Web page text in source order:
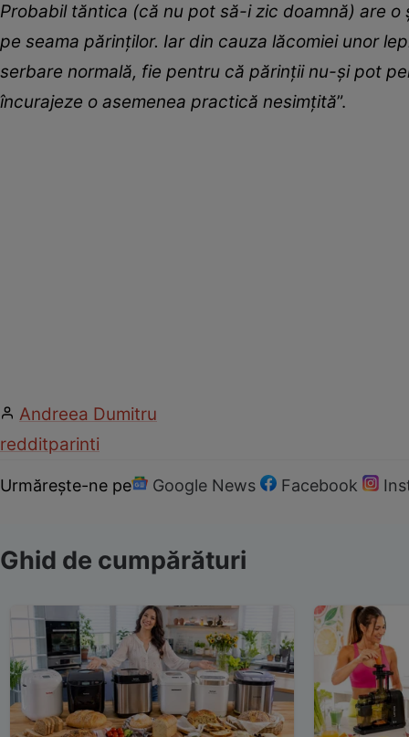
Probabil tăntica (că nu pot să-i zic doamnă) are
pe seama părinților. Iar din cauza lăcomiei unor
serbare normală, fie pentru că părinții nu-și pot
încurajeze o asemenea practică nesimțită”.
Andreea Dumitru
redditparinti
Urmărește-ne pe Google News Facebook
Ghid de cumpărături